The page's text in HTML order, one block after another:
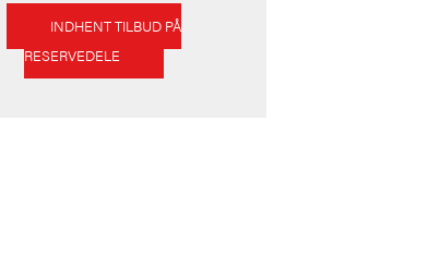
INDHENT TILBUD PÅ
RESERVEDELE